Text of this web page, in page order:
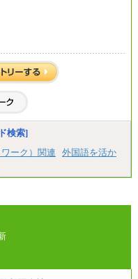
時間外に勤務をした場
更はございません。
＞
はありません。
検索]
ーク）関連
外国語を活か